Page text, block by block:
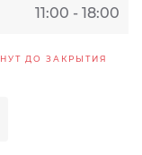
11:00 - 18:00
ДО ЗАКРЫТИЯ